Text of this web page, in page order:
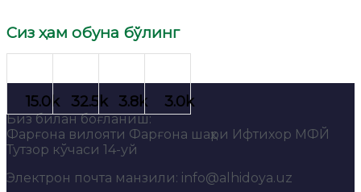
Сиз ҳам обуна бўлинг
Биз билан боғланиш:
Фарғона вилояти Фарғона шаҳри Ифтихор МФЙ
Тутзор кўчаси 14-уй
Электрон почта манзили: info@alhidoya.uz